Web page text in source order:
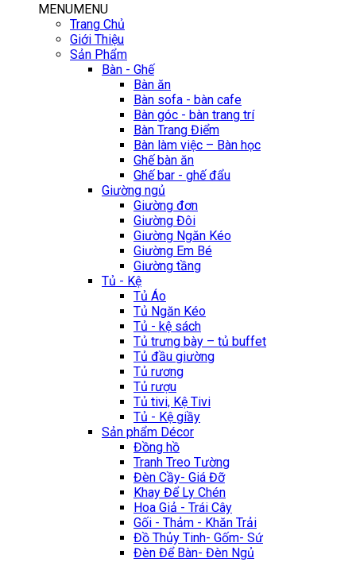
MENUMENU
Trang Chủ
Giới Thiệu
Sản Phẩm
Bàn - Ghế
Bàn ăn
Bàn sofa - bàn cafe
Bàn góc - bàn trang trí
Bàn Trang Điểm
Bàn làm việc – Bàn học
Ghế bàn ăn
Ghế bar - ghế đẩu
Giường ngủ
Giường đơn
Giường Đôi
Giường Ngăn Kéo
Giường Em Bé
Giường tầng
Tủ - Kệ
Tủ Áo
Tủ Ngăn Kéo
Tủ - kệ sách
Tủ trưng bày – tủ buffet
Tủ đầu giường
Tủ rương
Tủ rượu
Tủ tivi, Kệ Tivi
Tủ - Kệ giầy
Sản phẩm Décor
Đồng hồ
Tranh Treo Tường
Đèn Cầy- Giá Đỡ
Khay Để Ly Chén
Hoa Giả - Trái Cây
Gối - Thảm - Khăn Trải
Đồ Thủy Tinh- Gốm- Sứ
Đèn Để Bàn- Đèn Ngủ